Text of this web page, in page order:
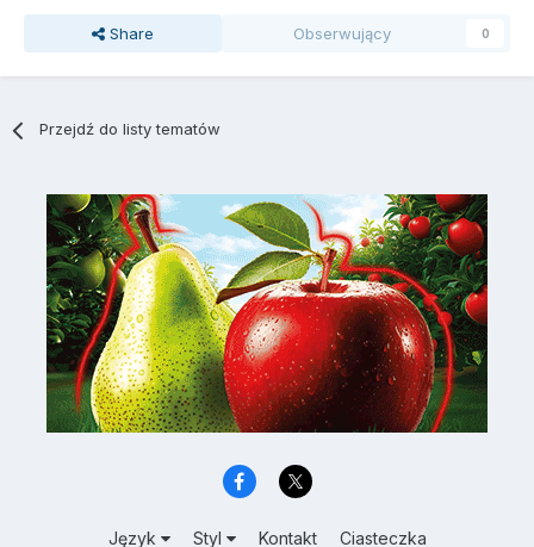
Share Obserwujący 0
Przejdź do listy tematów
Język Styl Kontakt Ciasteczka